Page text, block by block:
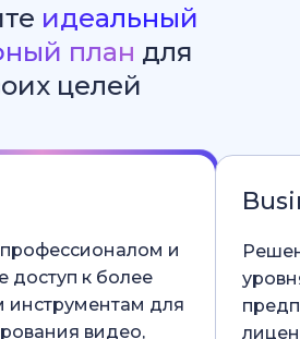
идеальный
план для
целей
профессионалом и
доступ к более
для
видео,